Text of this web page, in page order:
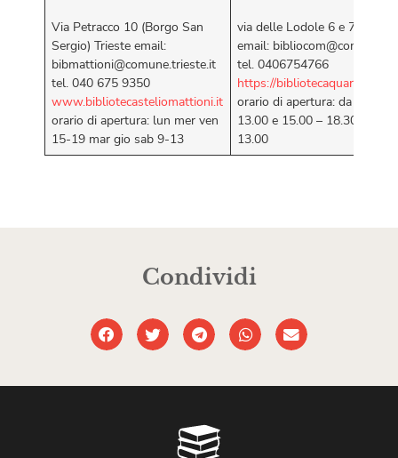
Via Petracco 10 (Borgo San
Sergio) Trieste email:
bibmattioni@comune.trieste.it
tel. 040 675 9350
www.bibliotecasteliomattioni.it
orario di apertura: lun mer ven
15-19 mar gio sab 9-13
via delle Lodole 6 e 7/a (San
email:
tel. 0406754766
https://
orario di apertura: da lun a
13.00 e 15.00 – 18.30
13.00
Condividi